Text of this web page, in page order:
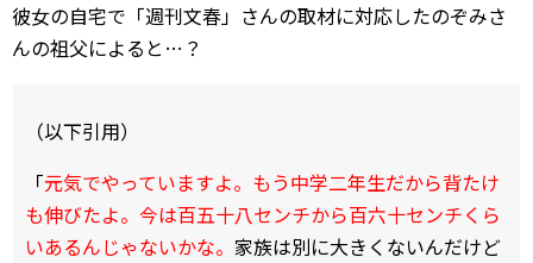
彼女の自宅で「週刊文春」さんの取材に対応したのぞみさ
んの祖父によると…？
（以下引用）
「元気でやっていますよ。もう中学二年生だから背たけ
も伸びたよ。今は百五十八センチから百六十センチくら
いあるんじゃないかな。 家族は別に大きくないんだけど